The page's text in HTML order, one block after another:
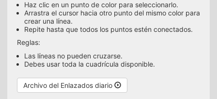
Haz clic en un punto de color para seleccionarlo.
Arrastra el cursor hacia otro punto del mismo color para
crear una línea.
Repite hasta que todos los puntos estén conectados.
Reglas:
Las líneas no pueden cruzarse.
Debes usar toda la cuadrícula disponible.
Archivo del Enlazados diario